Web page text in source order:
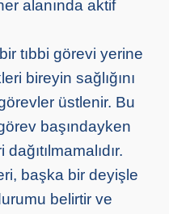
alanında aktif
tıbbi görevi yerine
bireyin sağlığını
üstlenir. Bu
başındayken
, başka bir deyişle
belirtir ve